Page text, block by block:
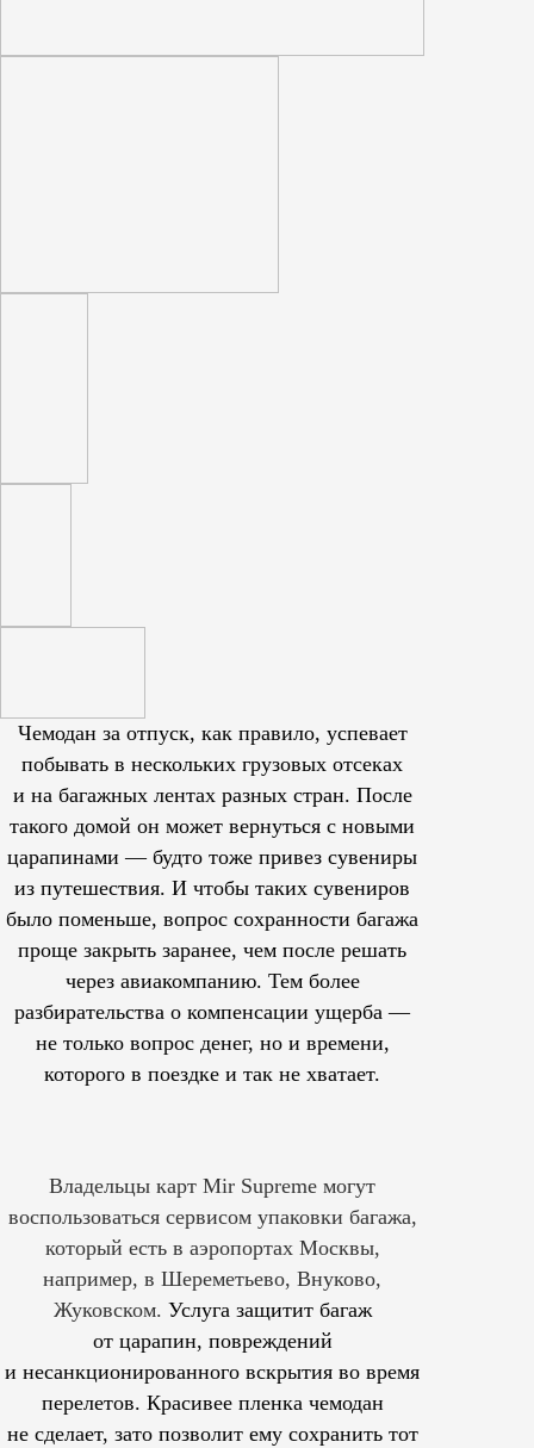
Чемодан за отпуск, как правило, успевает
побывать в нескольких грузовых отсеках
и на багажных лентах разных стран. После
такого домой он может вернуться с новыми
царапинами — будто тоже привез сувениры
из путешествия. И чтобы таких сувениров
было поменьше, вопрос сохранности багажа
проще закрыть заранее, чем после решать
через авиакомпанию. Тем более
разбирательства о компенсации ущерба —
не только вопрос денег, но и времени,
которого в поездке и так не хватает.
Владельцы карт Mir Supreme могут
воспользоваться сервисом упаковки багажа,
который есть в аэропортах Москвы,
например, в Шереметьево, Внуково,
Жуковском. Услуга защитит багаж
от царапин, повреждений
и несанкционированного вскрытия во время
перелетов. Красивее пленка чемодан
не сделает, зато позволит ему сохранить тот